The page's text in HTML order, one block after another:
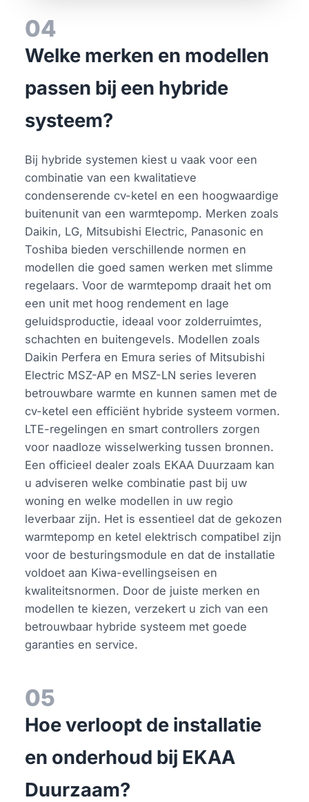
04
Welke merken en modellen
passen bij een hybride
systeem?
Bij hybride systemen kiest u vaak voor een
combinatie van een kwalitatieve
condenserende cv-ketel en een hoogwaardige
buitenunit van een warmtepomp. Merken zoals
Daikin, LG, Mitsubishi Electric, Panasonic en
Toshiba bieden verschillende normen en
modellen die goed samen werken met slimme
regelaars. Voor de warmtepomp draait het om
een unit met hoog rendement en lage
geluidsproductie, ideaal voor zolderruimtes,
schachten en buitengevels. Modellen zoals
Daikin Perfera en Emura series of Mitsubishi
Electric MSZ-AP en MSZ-LN series leveren
betrouwbare warmte en kunnen samen met de
cv-ketel een efficiënt hybride systeem vormen.
LTE-regelingen en smart controllers zorgen
voor naadloze wisselwerking tussen bronnen.
Een officieel dealer zoals EKAA Duurzaam kan
u adviseren welke combinatie past bij uw
woning en welke modellen in uw regio
leverbaar zijn. Het is essentieel dat de gekozen
warmtepomp en ketel elektrisch compatibel zijn
voor de besturingsmodule en dat de installatie
voldoet aan Kiwa-evellingseisen en
kwaliteitsnormen. Door de juiste merken en
modellen te kiezen, verzekert u zich van een
betrouwbaar hybride systeem met goede
garanties en service.
05
Hoe verloopt de installatie
en onderhoud bij EKAA
Duurzaam?